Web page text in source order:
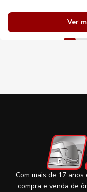
Ver
Com mais de 17
compra e venda de